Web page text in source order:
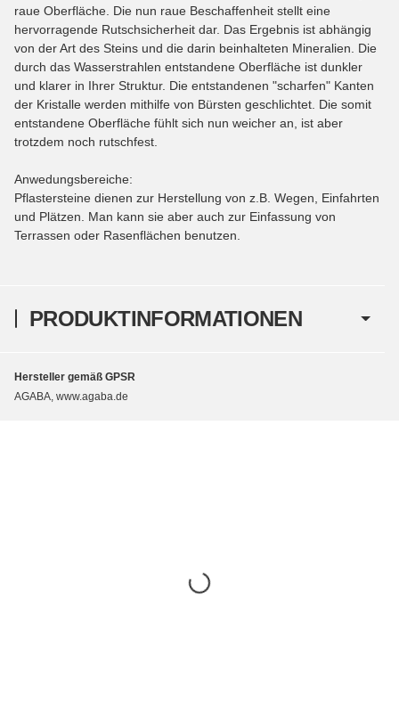
PRODUKTINFORMATIONEN
raue Oberfläche. Die nun raue Beschaffenheit stellt eine
hervorragende Rutschsicherheit dar. Das Ergebnis ist abhängig
von der Art des Steins und die darin beinhalteten Mineralien. Die
durch das Wasserstrahlen entstandene Oberfläche ist dunkler
und klarer in Ihrer Struktur. Die entstandenen "scharfen" Kanten
der Kristalle werden mithilfe von Bürsten geschlichtet. Die somit
entstandene Oberfläche fühlt sich nun weicher an, ist aber
trotzdem noch rutschfest.
Anwedungsbereiche:
Pflastersteine dienen zur Herstellung von z.B. Wegen, Einfahrten
und Plätzen. Man kann sie aber auch zur Einfassung von
Terrassen oder Rasenflächen benutzen.
Hersteller gemäß GPSR
AGABA, www.agaba.de